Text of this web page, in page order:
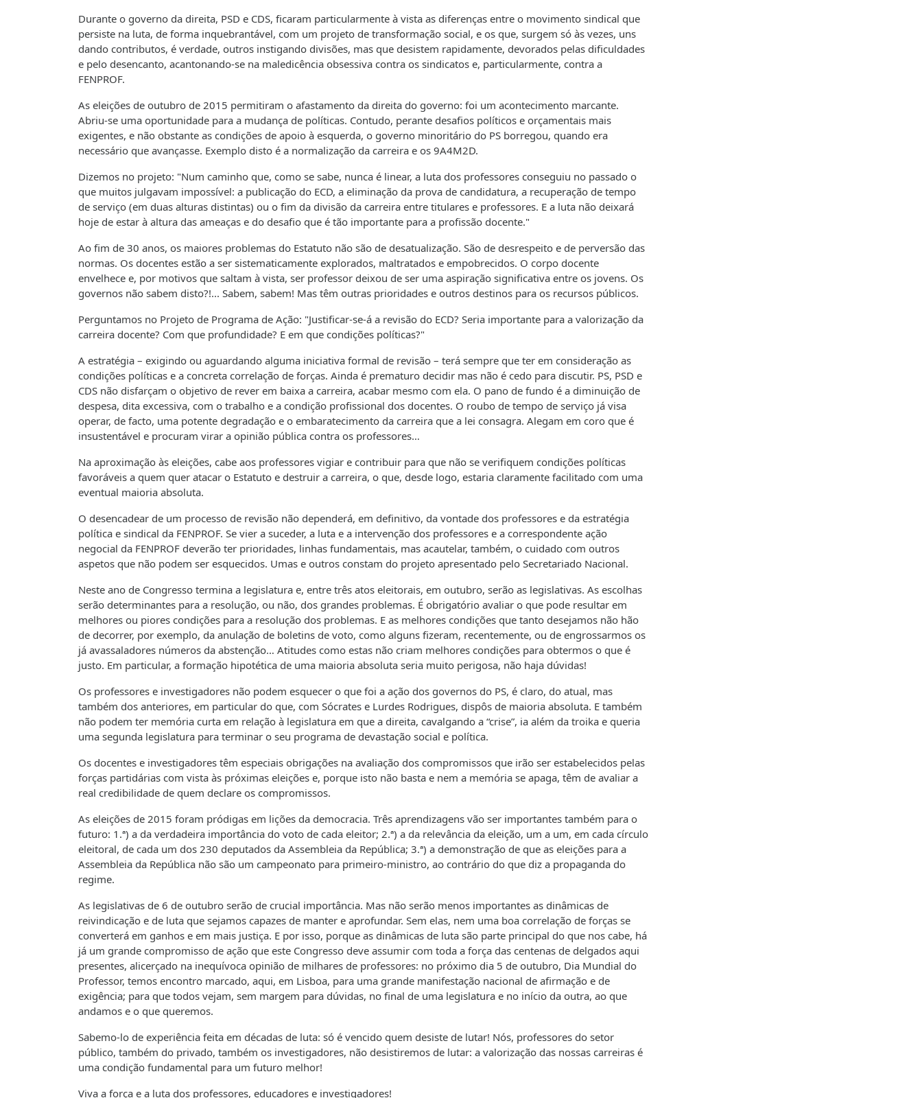
Durante o governo da direita, PSD e CDS, ficaram particularmente à vista as diferenças entre o movimento sindical que
persiste na luta, de forma inquebrantável, com um projeto de transformação social, e os que, surgem só às vezes, uns
dando contributos, é verdade, outros instigando divisões, mas que desistem rapidamente, devorados pelas dificuldades
e pelo desencanto, acantonando-se na maledicência obsessiva contra os sindicatos e, particularmente, contra a
FENPROF.
As eleições de outubro de 2015 permitiram o afastamento da direita do governo: foi um acontecimento marcante.
Abriu-se uma oportunidade para a mudança de políticas. Contudo, perante desafios políticos e orçamentais mais
exigentes, e não obstante as condições de apoio à esquerda, o governo minoritário do PS borregou, quando era
necessário que avançasse. Exemplo disto é a normalização da carreira e os 9A4M2D.
Dizemos no projeto: "Num caminho que, como se sabe, nunca é linear, a luta dos professores conseguiu no passado o
que muitos julgavam impossível: a publicação do ECD, a eliminação da prova de candidatura, a recuperação de tempo
de serviço (em duas alturas distintas) ou o fim da divisão da carreira entre titulares e professores. E a luta não deixará
hoje de estar à altura das ameaças e do desafio que é tão importante para a profissão docente."
Ao fim de 30 anos, os maiores problemas do Estatuto não são de desatualização. São de desrespeito e de perversão das
normas. Os docentes estão a ser sistematicamente explorados, maltratados e empobrecidos. O corpo docente
envelhece e, por motivos que saltam à vista, ser professor deixou de ser uma aspiração significativa entre os jovens. Os
governos não sabem disto?!... Sabem, sabem! Mas têm outras prioridades e outros destinos para os recursos públicos.
Perguntamos no Projeto de Programa de Ação: "Justificar-se-á a revisão do ECD? Seria importante para a valorização da
carreira docente? Com que profundidade? E em que condições políticas?"
A estratégia – exigindo ou aguardando alguma iniciativa formal de revisão – terá sempre que ter em consideração as
condições políticas e a concreta correlação de forças. Ainda é prematuro decidir mas não é cedo para discutir. PS, PSD e
CDS não disfarçam o objetivo de rever em baixa a carreira, acabar mesmo com ela. O pano de fundo é a diminuição de
despesa, dita excessiva, com o trabalho e a condição profissional dos docentes. O roubo de tempo de serviço já visa
operar, de facto, uma potente degradação e o embaratecimento da carreira que a lei consagra. Alegam em coro que é
insustentável e procuram virar a opinião pública contra os professores…
Na aproximação às eleições, cabe aos professores vigiar e contribuir para que não se verifiquem condições políticas
favoráveis a quem quer atacar o Estatuto e destruir a carreira, o que, desde logo, estaria claramente facilitado com uma
eventual maioria absoluta.
O desencadear de um processo de revisão não dependerá, em definitivo, da vontade dos professores e da estratégia
política e sindical da FENPROF. Se vier a suceder, a luta e a intervenção dos professores e a correspondente ação
negocial da FENPROF deverão ter prioridades, linhas fundamentais, mas acautelar, também, o cuidado com outros
aspetos que não podem ser esquecidos. Umas e outros constam do projeto apresentado pelo Secretariado Nacional.
Neste ano de Congresso termina a legislatura e, entre três atos eleitorais, em outubro, serão as legislativas. As escolhas
serão determinantes para a resolução, ou não, dos grandes problemas. É obrigatório avaliar o que pode resultar em
melhores ou piores condições para a resolução dos problemas. E as melhores condições que tanto desejamos não hão
de decorrer, por exemplo, da anulação de boletins de voto, como alguns fizeram, recentemente, ou de engrossarmos os
já avassaladores números da abstenção… Atitudes como estas não criam melhores condições para obtermos o que é
justo. Em particular, a formação hipotética de uma maioria absoluta seria muito perigosa, não haja dúvidas!
Os professores e investigadores não podem esquecer o que foi a ação dos governos do PS, é claro, do atual, mas
também dos anteriores, em particular do que, com Sócrates e Lurdes Rodrigues, dispôs de maioria absoluta. E também
não podem ter memória curta em relação à legislatura em que a direita, cavalgando a “crise”, ia além da troika e queria
uma segunda legislatura para terminar o seu programa de devastação social e política.
Os docentes e investigadores têm especiais obrigações na avaliação dos compromissos que irão ser estabelecidos pelas
forças partidárias com vista às próximas eleições e, porque isto não basta e nem a memória se apaga, têm de avaliar a
real credibilidade de quem declare os compromissos.
As eleições de 2015 foram pródigas em lições da democracia. Três aprendizagens vão ser importantes também para o
futuro: 1.ª) a da verdadeira importância do voto de cada eleitor; 2.ª) a da relevância da eleição, um a um, em cada círculo
eleitoral, de cada um dos 230 deputados da Assembleia da República; 3.ª) a demonstração de que as eleições para a
Assembleia da República não são um campeonato para primeiro-ministro, ao contrário do que diz a propaganda do
regime.
As legislativas de 6 de outubro serão de crucial importância. Mas não serão menos importantes as dinâmicas de
reivindicação e de luta que sejamos capazes de manter e aprofundar. Sem elas, nem uma boa correlação de forças se
converterá em ganhos e em mais justiça. E por isso, porque as dinâmicas de luta são parte principal do que nos cabe, há
já um grande compromisso de ação que este Congresso deve assumir com toda a força das centenas de delgados aqui
presentes, alicerçado na inequívoca opinião de milhares de professores: no próximo dia 5 de outubro, Dia Mundial do
Professor, temos encontro marcado, aqui, em Lisboa, para uma grande manifestação nacional de afirmação e de
exigência; para que todos vejam, sem margem para dúvidas, no final de uma legislatura e no início da outra, ao que
andamos e o que queremos.
Sabemo-lo de experiência feita em décadas de luta: só é vencido quem desiste de lutar! Nós, professores do setor
público, também do privado, também os investigadores, não desistiremos de lutar: a valorização das nossas carreiras é
uma condição fundamental para um futuro melhor!
Viva a força e a luta dos professores, educadores e investigadores!